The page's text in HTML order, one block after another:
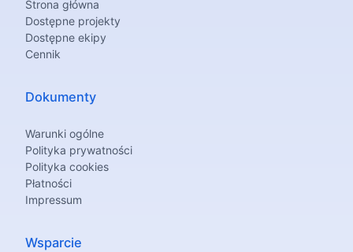
Strona główna
Dostępne projekty
Dostępne ekipy
Cennik
Dokumenty
Warunki ogólne
Polityka prywatności
Polityka cookies
Płatności
Impressum
Wsparcie